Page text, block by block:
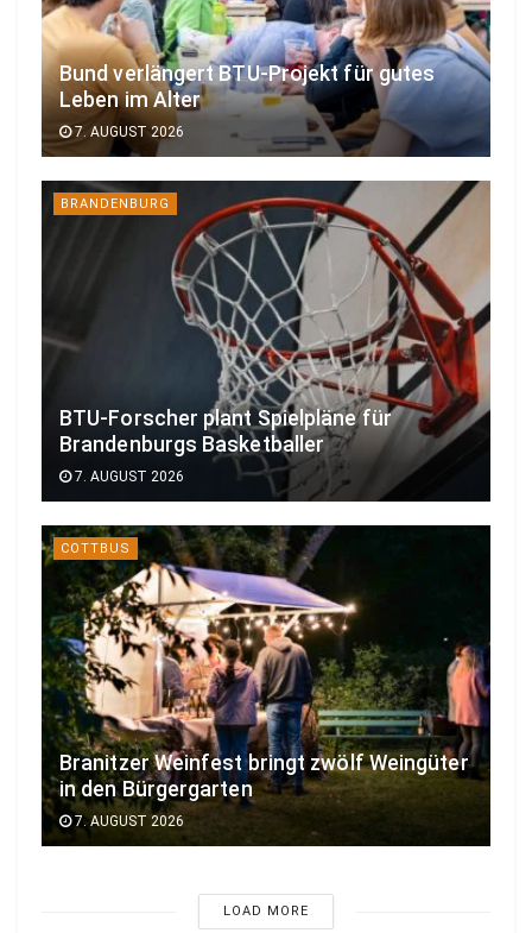
Bund verlängert BTU-Projekt für gutes
Leben im Alter
7. AUGUST 2026
BRANDENBURG
BTU-Forscher plant Spielpläne für
Brandenburgs Basketballer
7. AUGUST 2026
COTTBUS
Branitzer Weinfest bringt zwölf Weingüter
in den Bürgergarten
7. AUGUST 2026
LOAD MORE